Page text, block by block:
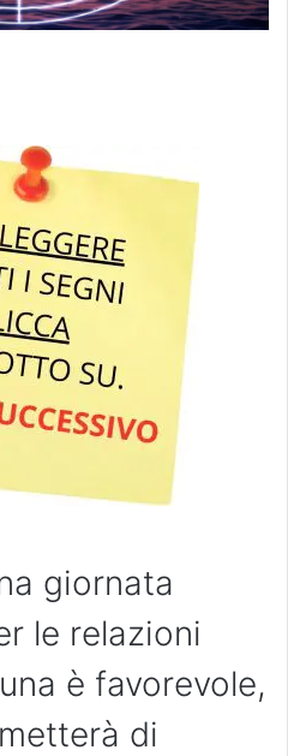
giornata
le relazioni
è favorevole,
di